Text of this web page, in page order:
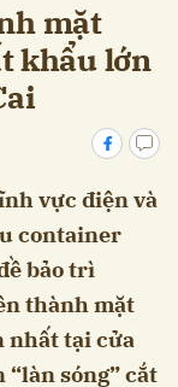
mặt
khẩu lớn
vực điện và
container
bảo trì
thành mặt
nhất tại cửa
“làn sóng” cắt
Hủy